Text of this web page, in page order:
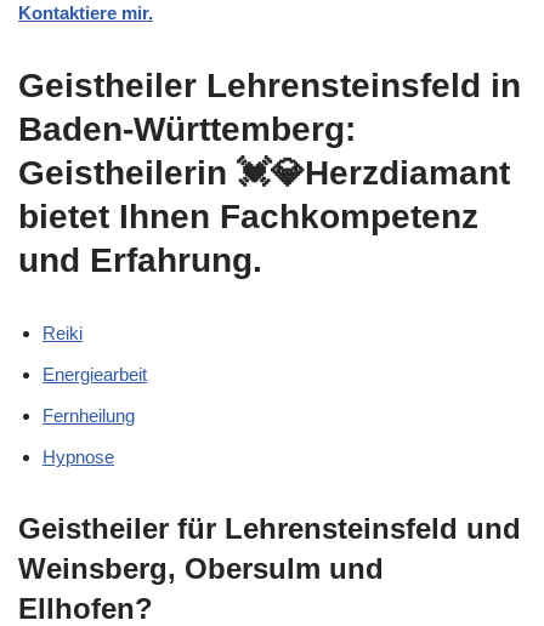
Kontaktiere mir.
Geistheiler Lehrensteinsfeld in
Baden-Württemberg:
Geistheilerin 💓️💎Herzdiamant
bietet Ihnen Fachkompetenz
und Erfahrung.
Reiki
Energiearbeit
Fernheilung
Hypnose
Geistheiler für Lehrensteinsfeld und
Weinsberg, Obersulm und
Ellhofen?